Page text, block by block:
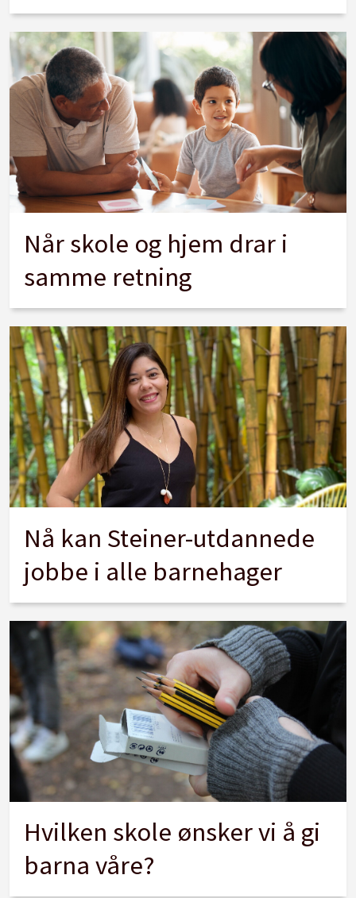
Når skole og hjem drar i
samme retning
Nå kan Steiner-utdannede
jobbe i alle barnehager
Hvilken skole ønsker vi å gi
barna våre?